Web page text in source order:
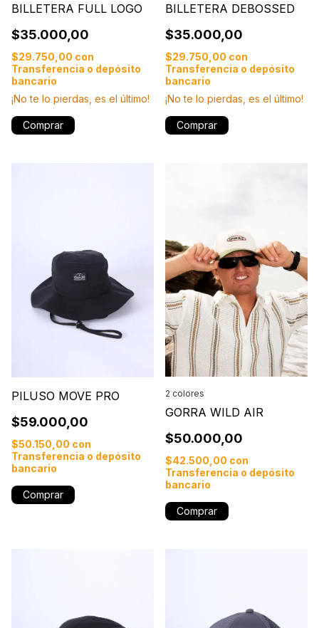
BILLETERA FULL LOGO
$35.000,00
$29.750,00 con
Transferencia o depósito
bancario
¡No te lo pierdas, es el último!
Comprar
BILLETERA DEBOSSED
$35.000,00
$29.750,00 con
Transferencia o depósito
bancario
¡No te lo pierdas, es el último!
Comprar
PILUSO MOVE PRO
$59.000,00
$50.150,00 con
Transferencia o depósito
bancario
Comprar
GORRA WILD AIR
$50.000,00
$42.500,00 con
Transferencia o depósito
bancario
2 colores
Comprar